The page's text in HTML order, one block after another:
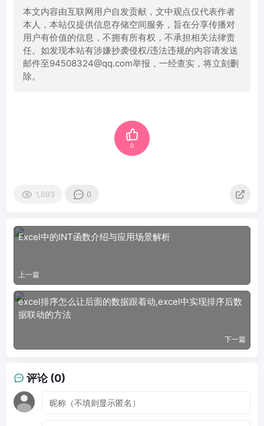
本文内容由互联网用户自发贡献，文中观点仅代表作者
本人，本站仅提供信息存储空间服务，旨在分享传播对
用户有价值的信息，不拥有所有权，不承担相关法律责
任。如发现本站有涉嫌抄袭侵权/违法违规的内容请发送
邮件至94508324@qq.com举报，一经查实，将立刻删
除。
0
1,693 0
Excel中的INT函数介绍与应用场景解析
上一篇
excel排序怎么让后面的数据跟着动,excel中实现排序后数
据联动的方法
下一篇
评论 (0)